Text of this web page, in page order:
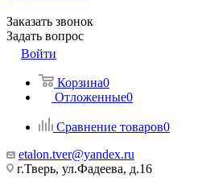
Заказать звонок
Задать вопрос
Войти
Корзина0
Отложенные0
Сравнение товаров0
etalon.tver@yandex.ru
г.Тверь, ул.Фадеева, д.16